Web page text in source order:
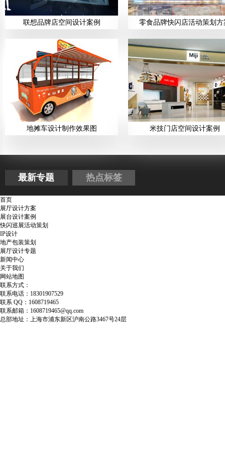
联想品牌店空间设计案例 零食品牌快闪店活动策划方
地摊车设计制作效果图 米技门店空间设计案例
最新专题 热点标签
首页
展厅设计方案
展台设计案例
快闪巡展活动策划
IP设计
地产包装策划
展厅设计专题
新闻中心
关于我们
网站地图
联系方式：
联系电话：18301907529
联系 QQ：1608719465
联系邮箱：1608719465@qq.com
总部地址：上海市浦东新区沪南公路3467号24层